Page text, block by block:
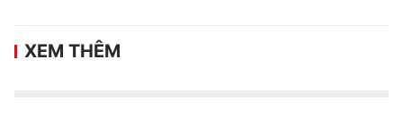
XEM THÊM